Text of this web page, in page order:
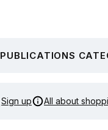
PUBLICATIONS
Sign up All about